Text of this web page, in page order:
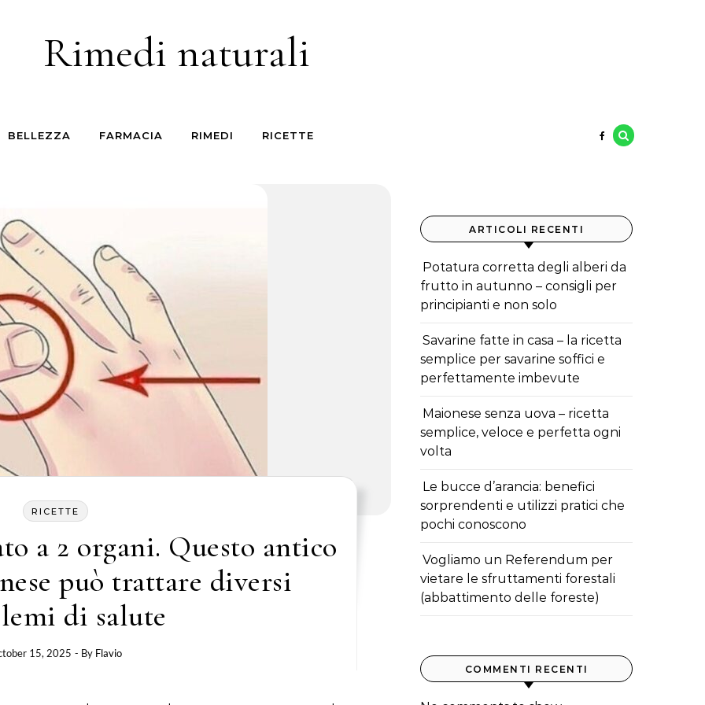
Rimedi naturali
BELLEZZA FARMACIA RIMEDI RICETTE
RICETTE
a 2 organi. Questo antico
può trattare diversi
di salute
15, 2025 - By Flavio
ARTICOLI RECENTI
Potatura corretta degli alberi da
frutto in autunno – consigli per
principianti e non solo
Savarine fatte in casa – la ricetta
semplice per savarine soffici e
perfettamente imbevute
Maionese senza uova – ricetta
semplice, veloce e perfetta ogni
volta
Le bucce d’arancia: benefici
sorprendenti e utilizzi pratici che
pochi conoscono
Vogliamo un Referendum per
vietare le sfruttamenti forestali
(abbattimento delle foreste)
COMMENTI RECENTI